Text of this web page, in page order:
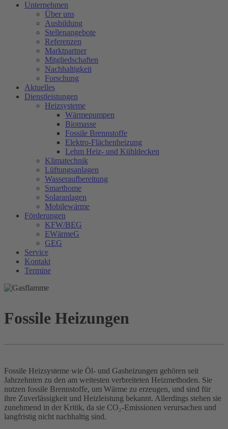
Unternehmen
Über uns
Ausbildung
Stellenangebote
Referenzen
Marktpartner
Mitgliedschaften
Nachhaltigkeit
Forschung
Aktuelles
Dienstleistungen
Heizsysteme
Wärmepumpen
Biomasse
Fossile Brennstoffe
Elektro-Flächenheizung
Lehm Heiz- und Kühldecken
Klimatechnik
Lüftungsanlagen
Wasseraufbereitung
Smarthome
Solaranlagen
Mobilewärme
Förderungen
KFW/BEG
EWärmeG
GEG
Service
Kontakt
Termine
Fossile Heizungen
Fossile Heizsysteme wie Öl- und Gasheizungen gehören seit
Jahrzehnten zu den am weitesten verbreiteten Heizmethoden. Sie
nutzen fossile Brennstoffe, um Wärme zu erzeugen, und sind für
ihre Zuverlässigkeit und Heizleistung bekannt. Allerdings stehen sie
zunehmend in der Kritik, da sie CO₂-Emissionen verursachen und
langfristig nicht nachhaltig sind.